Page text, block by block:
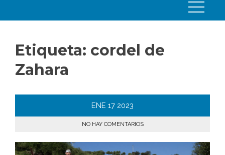
Etiqueta: cordel de
Zahara
ENE 17 2023
NO HAY COMENTARIOS